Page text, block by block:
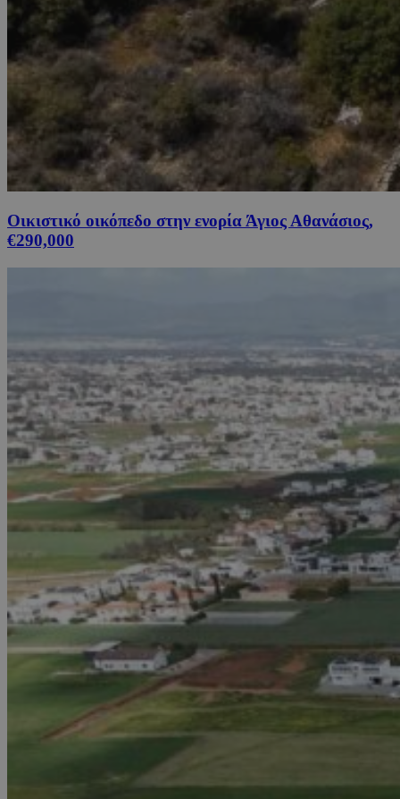
Οικιστικό οικόπεδο στην ενορία Άγιος Αθανάσιος,
€290,000